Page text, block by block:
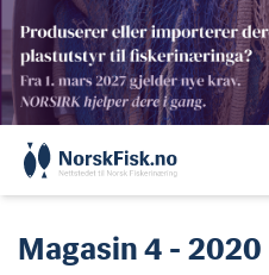
Skip
content
Magasin4 - 2020